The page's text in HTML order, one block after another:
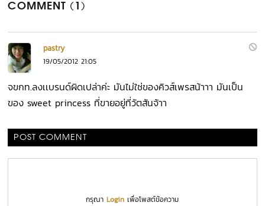
COMMENT (1)
pastry
19/05/2012 21:05
จขกท.ลงเเบรนด์ผิดเปล่าค่ะ มันไม่ใช่ของคิวส์เพรสน้าาา มันเป็น
ของ sweet princess ที่ขายอยู่ที่วัตสันจ้าา
POST COMMENT
กรุณาLogin เพื่อโพสต์ข้อความ